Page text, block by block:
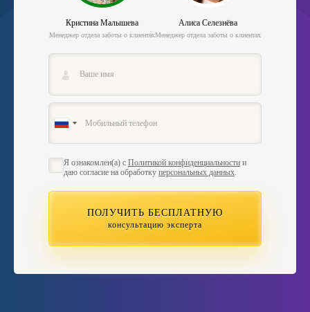
Кристина Малышева
Менеджер отдела заботы о клиентах
Алиса Селезнёва
Менеджер отдела заботы о клиентах
Я ознакомлен(а) с Политикой конфиденциальности и
даю согласие на обработку персональных данных.
ПОЛУЧИТЬ БЕСПЛАТНУЮ
консультацию эксперта